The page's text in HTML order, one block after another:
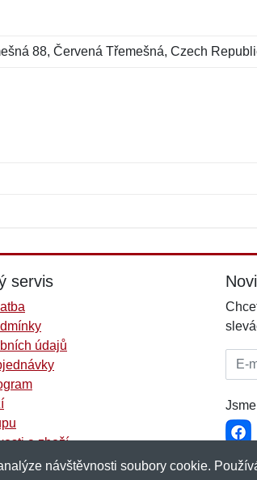
88, Červená Třemešná, Czech
servis
údajů
a zboží
E-
návštěvnosti soubory cookie.